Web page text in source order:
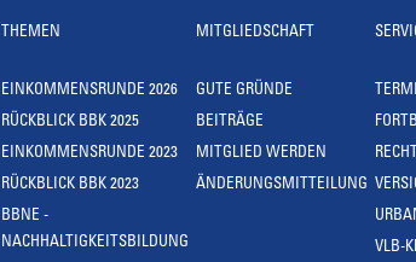
THEMEN
EINKOMMENSRUNDE 2026
RÜCKBLICK BBK 2025
EINKOMMENSRUNDE 2023
RÜCKBLICK BBK 2023
BBNE -
NACHHALTIGKEITSBILDUNG
MITGLIEDSCHAFT
GUTE GRÜNDE
BEITRÄGE
MITGLIED WERDEN
ÄNDERUNGSMITTEILUNG
VLB-